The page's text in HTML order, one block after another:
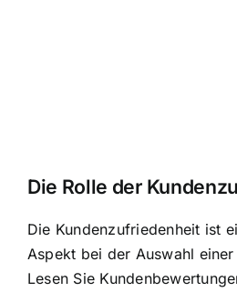
Die Rolle der
Die Kundenzufriedenheit ist
Aspekt bei der Auswahl
Lesen Sie